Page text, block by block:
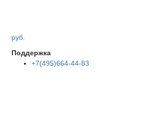
руб.
Поддержка
+7(495)664-44-83